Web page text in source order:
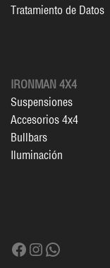
Tratamiento de Datos
IRONMAN 4X4
Suspensiones
Accesorios 4x4
Bullbars
Iluminación
Facebook
Instagram
WhatsApp